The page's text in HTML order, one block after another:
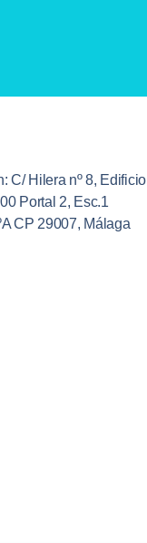
C/ Hilera nº 8, Edificio
Portal 2, Esc.1
CP 29007, Málaga